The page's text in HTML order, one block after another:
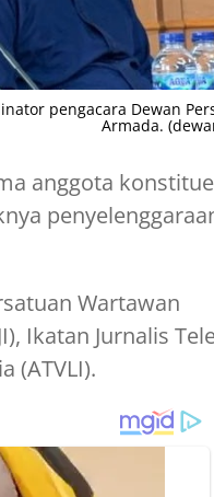
pengacara Dewan
Armada.
anggota
Wartawan
Ikatan Jurnalis
(ATVLI).